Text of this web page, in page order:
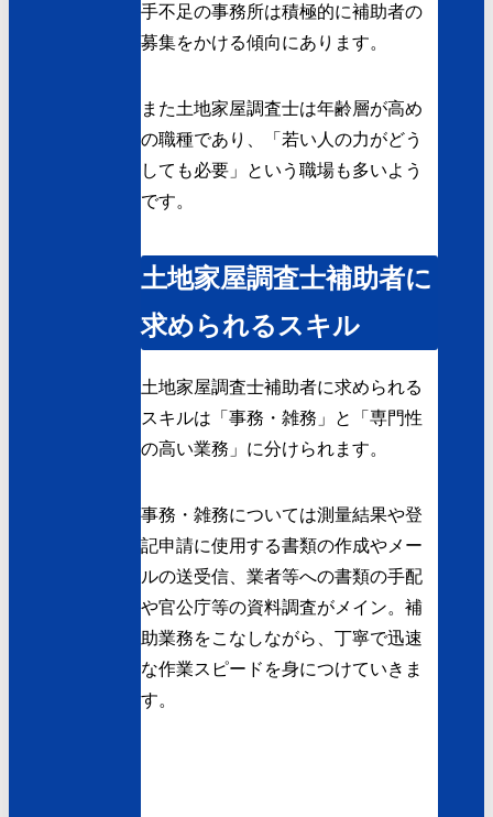
手不足の事務所は積極的に補助者の
募集をかける傾向にあります。
また土地家屋調査士は年齢層が高め
の職種であり、「若い人の力がどう
しても必要」という職場も多いよう
です。
土地家屋調査士補助者に
求められるスキル
土地家屋調査士補助者に求められる
スキルは「事務・雑務」と「専門性
の高い業務」に分けられます。
事務・雑務については測量結果や登
記申請に使用する書類の作成やメー
ルの送受信、業者等への書類の手配
や官公庁等の資料調査がメイン。補
助業務をこなしながら、丁寧で迅速
な作業スピードを身につけていきま
す。